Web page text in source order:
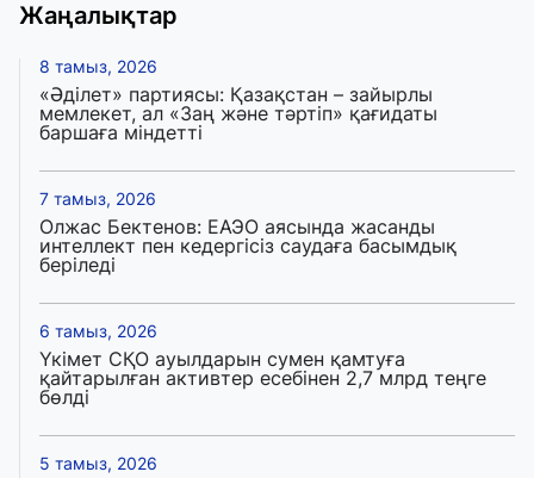
Жаңалықтар
8 тамыз, 2026
«Әділет» партиясы: Қазақстан – зайырлы
мемлекет, ал «Заң және тәртіп» қағидаты
баршаға міндетті
7 тамыз, 2026
Олжас Бектенов: ЕАЭО аясында жасанды
интеллект пен кедергісіз саудаға басымдық
беріледі
6 тамыз, 2026
Үкімет СҚО ауылдарын сумен қамтуға
қайтарылған активтер есебінен 2,7 млрд теңге
бөлді
5 тамыз, 2026